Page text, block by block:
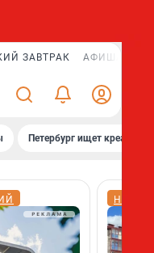
ЗАВТРАК АФИША PLUS
Петербург ищет креатив